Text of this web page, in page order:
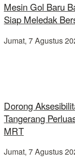
Mesin Gol Baru
Siap Meledak
Jumat, 7 Agustus
Dorong
Tangerang
MRT
Jumat, 7 Agustus